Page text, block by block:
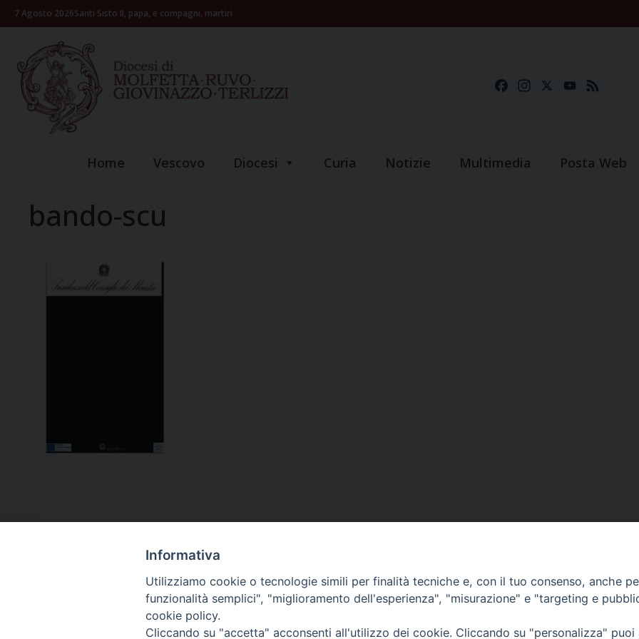
Skip7 Agosto 2026Santi Sisto II, papa, e compagni, martiri
FacebookInstagramYouTube
Home Vescovo Diocesi Curia Notizie Multimedia Posta Web
bando-scu
Ufficio Comunicazioni sociali
Informativa
Utilizziamo cookie o tecnologie simili per finalità tecniche e, con il tuo consenso, anche
funzionalità semplici", "miglioramento dell'esperienza", "misurazione" e "targeting e
cookie policy.
Cliccando su "accetta" acconsenti all'utilizzo dei cookie. Cliccando su "personalizza"